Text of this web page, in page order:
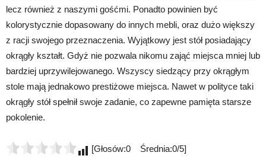
lecz również z naszymi gośćmi. Ponadto powinien być
kolorystycznie dopasowany do innych mebli, oraz dużo większy
z racji swojego przeznaczenia. Wyjątkowy jest stół posiadający
okrągły kształt. Gdyż nie pozwala nikomu zająć miejsca mniej lub
bardziej uprzywilejowanego. Wszyscy siedzący przy okrągłym
stole mają jednakowo prestiżowe miejsca. Nawet w polityce taki
okrągły stół spełnił swoje zadanie, co zapewne pamięta starsze
pokolenie.
[Głosów:0 Średnia:0/5]